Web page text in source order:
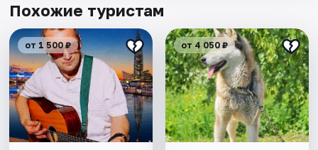
Похожие туристам
от 1 500 ₽ от 4 050 ₽